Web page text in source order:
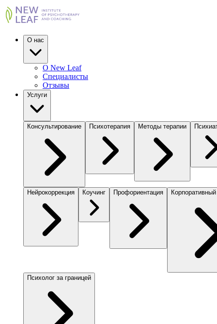
О нас
О New Leaf
Специалисты
Отзывы
Услуги
Консультирование Психотерапия Методы терапии
Нейрокоррекция Коучинг Профориентация
Психолог за границей